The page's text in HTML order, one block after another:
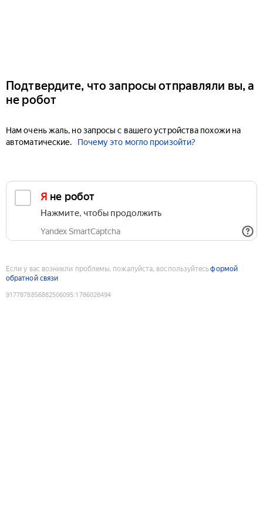
Подтвердите, что запросы отправляли вы, а
не робот
Нам очень жаль, но запросы с вашего устройства похожи на
автоматические.
Почему это могло произойти?
Я не робот
Нажмите, чтобы продолжить
Yandex SmartCaptcha
Если у вас возникли проблемы, пожалуйста, воспользуйтесьформой
обратной связи
9177878856882506095:1786028494